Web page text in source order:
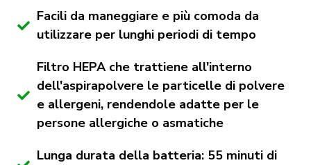
Facili da maneggiare e più comoda da
utilizzare per lunghi periodi di tempo
Filtro HEPA che trattiene all'interno
dell'aspirapolvere le particelle di polvere
e allergeni, rendendole adatte per le
persone allergiche o asmatiche
Lunga durata della batteria: 55 minuti di